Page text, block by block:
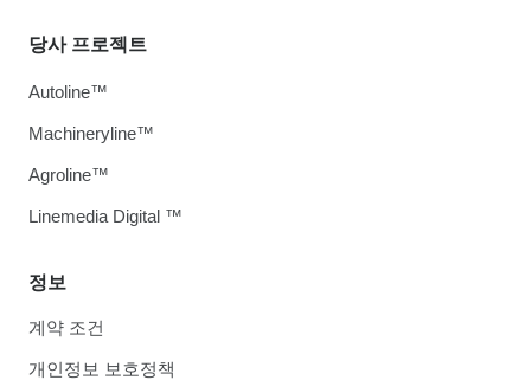
정보
계약 조건
개인정보 보호정책
당사 프로젝트
Autoline™
Machineryline™
Agroline™
Linemedia Digital ™